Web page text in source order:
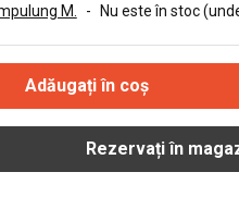
M.
- Nu este în stoc
Adăugați în coș
Rezervați în